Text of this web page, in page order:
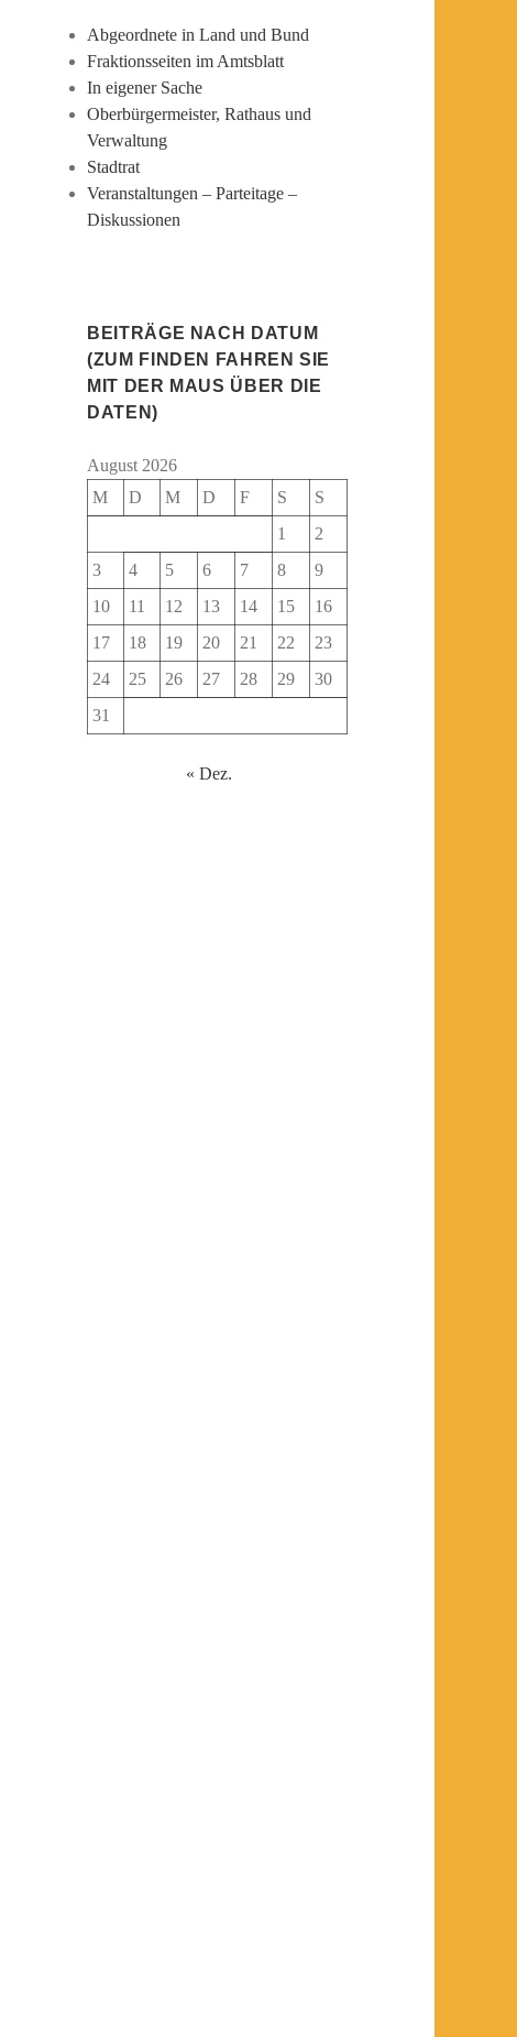
Abgeordnete in Land und Bund
Fraktionsseiten im Amtsblatt
In eigener Sache
Oberbürgermeister, Rathaus und
Verwaltung
Stadtrat
Veranstaltungen – Parteitage –
Diskussionen
BEITRÄGE NACH DATUM
(ZUM FINDEN FAHREN SIE
MIT DER MAUS ÜBER DIE
DATEN)
August 2026
M
D M D F S
S
1
2
3
4 5 6 7 8
9
10
11 12 13 14 15
16
17
18 19 20 21 22
23
24
25 26 27 28 29
30
31
« Dez.